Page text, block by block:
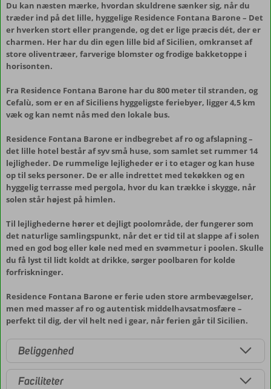
Du kan næsten mærke, hvordan skuldrene sænker sig, når du
træder ind på det lille, hyggelige Residence Fontana Barone – Det
er hverken stort eller prangende, og det er lige præcis dét, der er
charmen. Her har du din egen lille bid af Sicilien, omkranset af
store oliventræer, farverige blomster og frodige bakketoppe i
horisonten.
Fra Residence Fontana Barone har du 800 meter til stranden, og
Cefalù, som er en af Siciliens hyggeligste feriebyer, ligger 4,5 km
væk og kan nemt nås med den lokale bus.
Residence Fontana Barone er indbegrebet af ro og afslapning –
det lille hotel består af syv små huse, som samlet set rummer 14
lejligheder. De rummelige lejligheder er i to etager og kan huse
op til seks personer. De er alle indrettet med tekøkken og en
hyggelig terrasse med pergola, hvor du kan trække i skygge, når
solen står højest på himlen.
Til lejlighederne hører et dejligt poolområde, der fungerer som
det naturlige samlingspunkt, når det er tid til at slappe af i solen
med en god bog eller køle ned med en svømmetur i poolen. Skulle
du få lyst til lidt koldt at drikke, sørger poolbaren for kolde
forfriskninger.
Residence Fontana Barone er ferie uden store armbevægelser,
men med masser af ro og autentisk middelhavsatmosfære –
perfekt til dig, der vil helt ned i gear, når ferien går til Sicilien.
Beliggenhed
Faciliteter